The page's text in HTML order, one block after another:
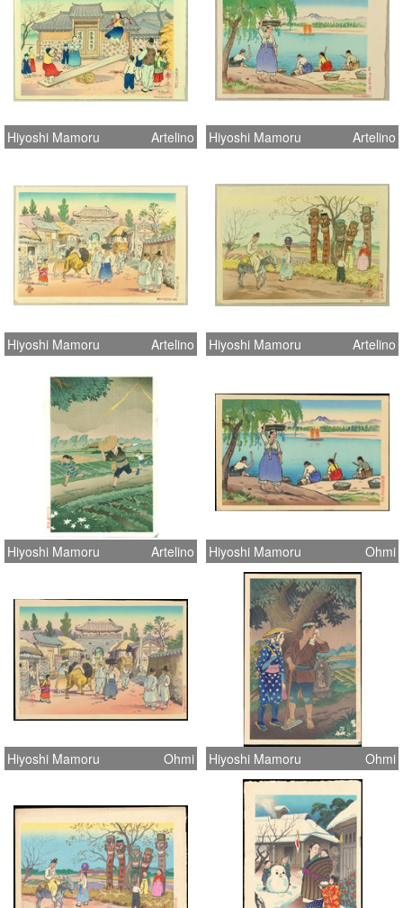
Hiyoshi Mamoru Artelino Hiyoshi Mamoru Artelino
Hiyoshi Mamoru Artelino Hiyoshi Mamoru Artelino
Hiyoshi Mamoru Artelino Hiyoshi Mamoru Ohmi
Hiyoshi Mamoru Ohmi Hiyoshi Mamoru Ohmi